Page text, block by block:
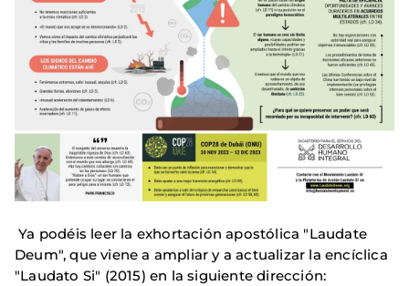
Ya podéis leer la exhortación apostólica "Laudate
Deum", que viene a ampliar y a actualizar la encíclica
"Laudato Si" (2015) en la siguiente dirección: